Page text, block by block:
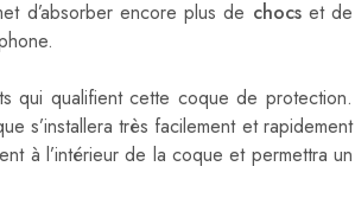
d’absorber encore plus de chocset de
qui qualifient cette coque de protection.
s’installera très facilement et rapidement
à l’intérieur de la coque et permettra un